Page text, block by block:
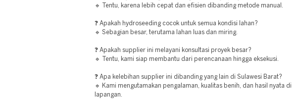
🔹 Tentu, karena lebih cepat dan efisien dibanding metode manual.
❓ Apakah hydroseeding cocok untuk semua kondisi lahan?
🔹 Sebagian besar, terutama lahan luas dan miring.
❓ Apakah supplier ini melayani konsultasi proyek besar?
🔹 Tentu, kami siap membantu dari perencanaan hingga eksekusi.
❓ Apa kelebihan supplier ini dibanding yang lain di Sulawesi Barat?
🔹 Kami mengutamakan pengalaman, kualitas benih, dan hasil nyata di
lapangan.